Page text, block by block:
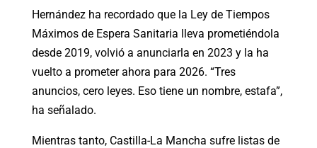
Hernández ha recordado que la Ley de Tiempos
Máximos de Espera Sanitaria lleva prometiéndola
desde 2019, volvió a anunciarla en 2023 y la ha
vuelto a prometer ahora para 2026. “Tres
anuncios, cero leyes. Eso tiene un nombre, estafa”,
ha señalado.
Mientras tanto, Castilla-La Mancha sufre listas de